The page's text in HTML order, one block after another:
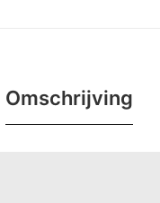
Omschrijving